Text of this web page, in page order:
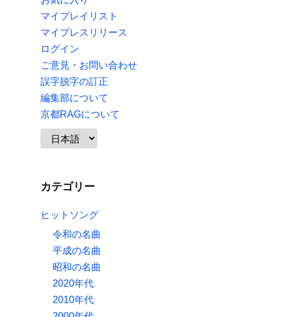
マイプレイリスト
マイプレスリリース
ログイン
ご意見・お問い合わせ
誤字脱字の訂正
編集部について
京都RAGについて
カテゴリー
ヒットソング
令和の名曲
平成の名曲
昭和の名曲
2020年代
2010年代